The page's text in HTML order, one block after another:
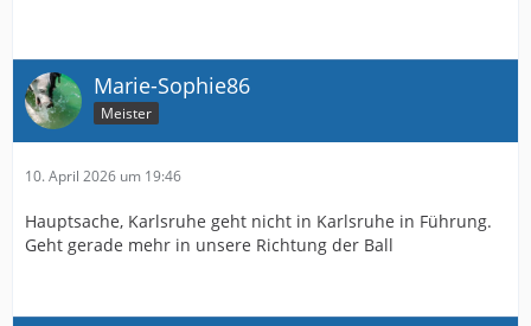
Marie-Sophie86
Meister
10. April 2026 um 19:46
Hauptsache, Karlsruhe geht nicht in Karlsruhe in Führung.
Geht gerade mehr in unsere Richtung der Ball